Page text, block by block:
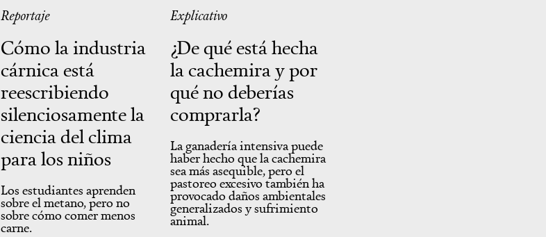
Reportaje
Cómo la industria
cárnica está
reescribiendo
silenciosamente la
ciencia del clima
para los niños
Los estudiantes aprenden
sobre el metano, pero no
sobre cómo comer menos
carne.
Explicativo
¿De qué está hecha
la cachemira y por
qué no deberías
comprarla?
La ganadería intensiva puede
haber hecho que la cachemira
sea más asequible, pero el
pastoreo excesivo también ha
provocado daños ambientales
generalizados y sufrimiento
animal.